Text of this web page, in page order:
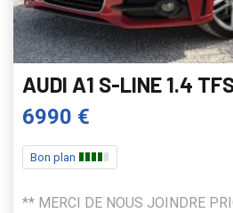
AUDI A1 S-LINE 1.4
6990 €
Bon plan
** MERCI DE NOUS JOINDRE